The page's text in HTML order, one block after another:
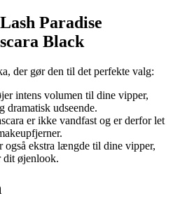
Paradise
Black
der gør den til det perfekte valg:
intens volumen til dine vipper,
dramatisk udseende.
er ikke vandfast og er derfor let
også ekstra længde til dine vipper,
dit øjenlook.